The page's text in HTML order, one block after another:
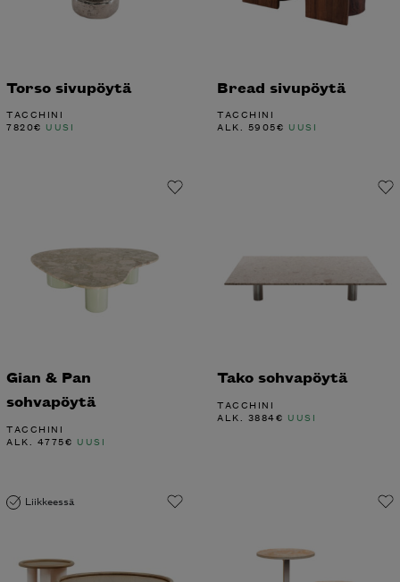
Torso sivupöytä
TACCHINI
7820€ UUSI
Bread sivupöytä
TACCHINI
ALK. 5905€ UUSI
Gian & Pan
sohvapöytä
TACCHINI
ALK. 4775€ UUSI
Tako sohvapöytä
TACCHINI
ALK. 3884€ UUSI
Liikkeessä